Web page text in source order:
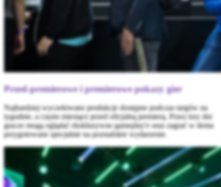
Przed-premierowe i premierowe pokazy gier
Najbardziej wyczekiwane produkcje dostępne podczas targów na
tygodnie, a często miesiące przed oficjalną premierą. Przez trzy dni
gracze mogą oglądać ekskluzywne gameplay'e oraz zagrać w dema
przygotowane specjalnie na poznańskie wydarzenie.